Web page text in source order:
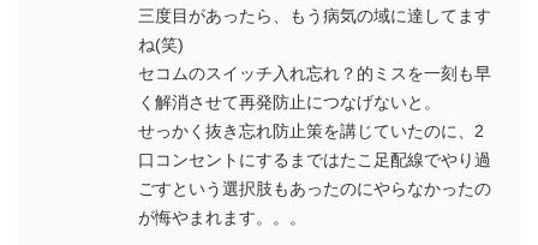
三度目があったら、もう病気の域に達してます
ね(笑)
セコムのスイッチ入れ忘れ？的ミスを一刻も早
く解消させて再発防止につなげないと。
せっかく抜き忘れ防止策を講じていたのに、2
口コンセントにするまではたこ足配線でやり過
ごすという選択肢もあったのにやらなかったの
が悔やまれます。。。